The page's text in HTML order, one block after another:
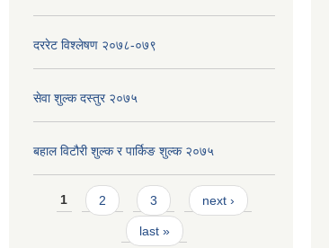
दररेट विश्लेषण २०७८-०७९
सेवा शुल्क दस्तुर २०७५
बहाल विटौरी शुल्क र पार्किङ शुल्क २०७५
Pages
1 2 3 next ›
last »